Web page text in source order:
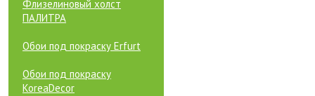
Флизелиновый холст
ПАЛИТРА
Обои под покраску Erfurt
Обои под покраску
KoreaDecor